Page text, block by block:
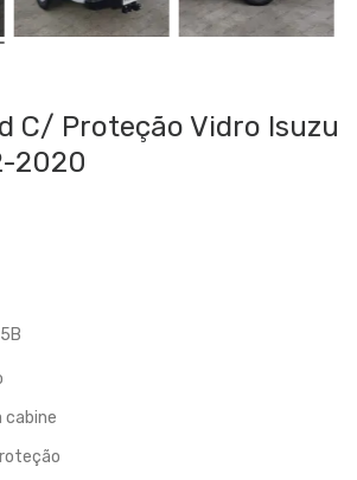
C/ Proteção Vidro Isuzu
2020
cabine